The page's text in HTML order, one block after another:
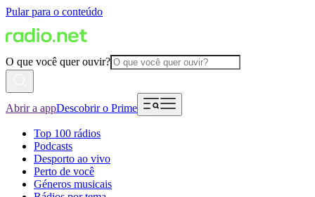
Pular para o conteúdo
O que você quer ouvir?
Abrir a appDescobrir o Prime
Top 100 rádios
Podcasts
Desporto ao vivo
Perto de você
Géneros musicais